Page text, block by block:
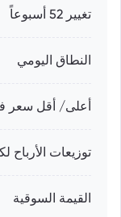
تغيير 52 أسبوعاً
النطاق اليومي
أعلى/ أقل سعر في ٥٢
توزيعات الأرباح
القيمة السوقية